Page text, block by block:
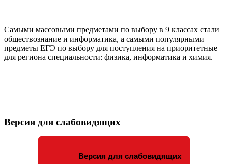
Самыми массовыми предметами по выбору в 9 классах стали
обществознание и информатика, а самыми популярными
предметы ЕГЭ по выбору для поступления на приоритетные
для региона специальности: физика, информатика и химия.
Версия для слабовидящих
Версия для слабовидящих